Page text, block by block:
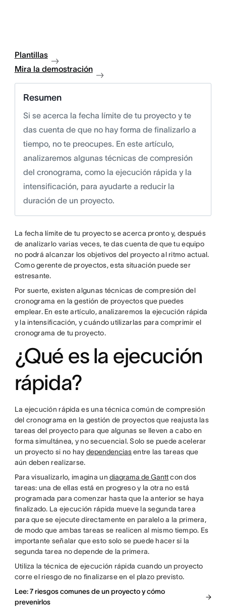
Plantillas
Mira la demostración
Resumen
Si se acerca la fecha límite de tu proyecto y te
das cuenta de que no hay forma de finalizarlo a
tiempo, no te preocupes. En este artículo,
analizaremos algunas técnicas de compresión
del cronograma, como la ejecución rápida y la
intensificación, para ayudarte a reducir la
duración de un proyecto.
La fecha límite de tu proyecto se acerca pronto y, después
de analizarlo varias veces, te das cuenta de que tu equipo
no podrá alcanzar los objetivos del proyecto al ritmo actual.
Como gerente de proyectos, esta situación puede ser
estresante.
Por suerte, existen algunas técnicas de compresión del
cronograma en la gestión de proyectos que puedes
emplear. En este artículo, analizaremos la ejecución rápida
y la intensificación, y cuándo utilizarlas para comprimir el
cronograma de tu proyecto.
¿Qué es la ejecución
rápida?
La ejecución rápida es una técnica común de compresión
del cronograma en la gestión de proyectos que reajusta las
tareas del proyecto para que algunas se lleven a cabo en
forma simultánea, y no secuencial. Solo se puede acelerar
un proyecto si no hay dependenciasentre las tareas que
aún deben realizarse.
Para visualizarlo, imagina undiagrama de Ganttcon dos
tareas: una de ellas está en progreso y la otra no está
programada para comenzar hasta que la anterior se haya
finalizado. La ejecución rápida mueve la segunda tarea
para que se ejecute directamente en paralelo a la primera,
de modo que ambas tareas se realicen al mismo tiempo. Es
importante señalar que esto solo se puede hacer si la
segunda tarea no depende de la primera.
Utiliza la técnica de ejecución rápida cuando un proyecto
corre el riesgo de no finalizarse en el plazo previsto.
Lee: 7 riesgos comunes de un proyecto y cómo
prevenirlos